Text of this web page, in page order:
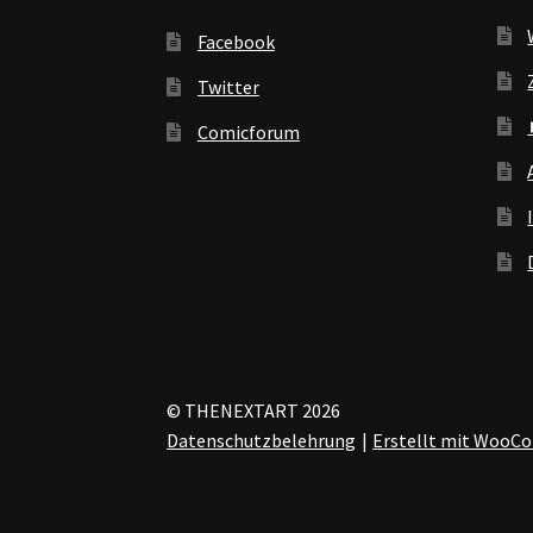
Facebook
Twitter
Comicforum
© THENEXTART 2026
Datenschutzbelehrung
Erstellt mit